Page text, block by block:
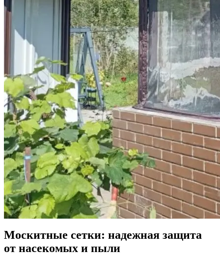
Москитные сетки: надежная защита
от насекомых и пыли